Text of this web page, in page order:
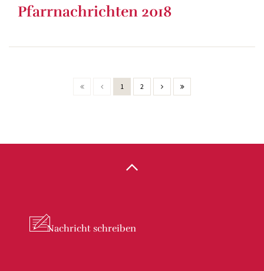
Pfarrnachrichten 2018
1 2
Nachricht schreiben